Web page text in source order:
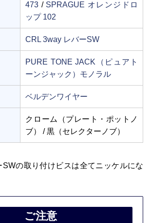
473 / SPRAGUE オレンジドロ
ップ 102
CRL 3way レバーSW
PURE TONE JACK（ピュアト
ーンジャック）モノラル
ベルデンワイヤー
クローム（プレート・ポットノ
ブ） / 黒（セレクターノブ）
の取り付けビスは全てニッケルにな
ご注意